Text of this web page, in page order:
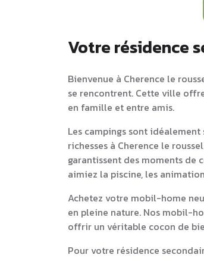
Votre résidence
Bienvenue à Cherence le
se rencontrent. Cette ville
en famille et entre amis.
Les campings sont
richesses à Cherence le
garantissent des moments de
aimiez la piscine, les
Achetez votre mobil-home
en pleine nature. Nos mobil-
offrir un véritable cocon de
Pour votre résidence